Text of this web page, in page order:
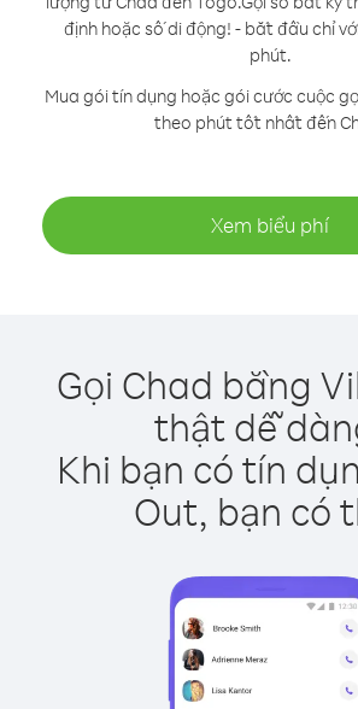
định hoặc số di động! - bắt đầu chỉ
phút.
Mua gói tín dụng hoặc gói cước cuộc
theo phút tốt nhất đến
Xem biểu phí
Gọi Chad bằng
thật dễ
Khi bạn có tín
Out, bạn có